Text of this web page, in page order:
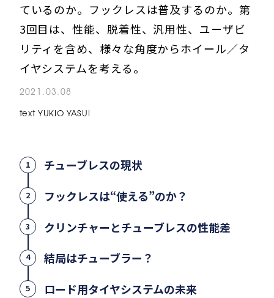
ているのか。フックレスは普及するのか。第
3回目は、性能、脱着性、汎用性、ユーザビ
リティを含め、様々な角度からホイール／タ
イヤシステムを考える。
2021.03.08
text YUKIO YASUI
1 チューブレスの現状
2 フックレスは“使える”のか？
3 クリンチャーとチューブレスの性能差
4 結局はチューブラー？
5 ロード用タイヤシステムの未来